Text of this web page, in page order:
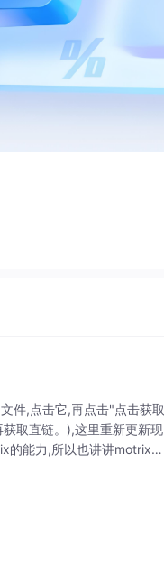
件,点击它,再点击"点击获取
取直链。),这里重新更新现
的能力,所以也讲讲motrix与